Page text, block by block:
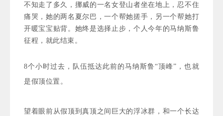
不知走了多久，挪威的一名女登山者坐在地上，忍不住
痛哭，她的两名夏尔巴，一个帮她搓手，另一个帮她打
开暖宝宝贴背。她终是选择止步，个人今年的马纳斯鲁
征程，就此结束。
8个小时过去， 队伍抵达此前的马纳斯鲁“顶峰”，也就
是假顶位置。
望着眼前从假顶到真顶之间巨大的浮冰群，和一个长达